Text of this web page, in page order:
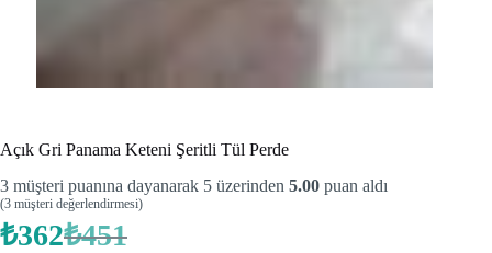
Açık Gri Panama Keteni Şeritli Tül Perde
3 müşteri puanına dayanarak 5 üzerinden 5.00 puan aldı
(3 müşteri değerlendirmesi)
₺451
Orijinal
₺362Şu